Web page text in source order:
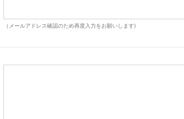
（メールアドレス確認のため再度入力をお願いします)